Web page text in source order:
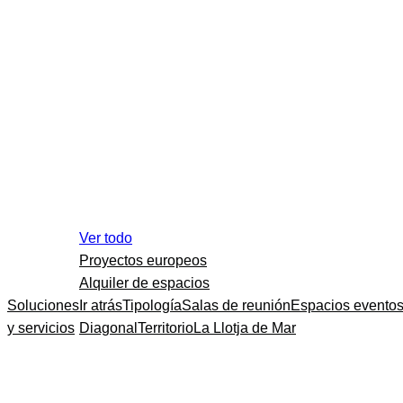
Soluciones
y servicios
Ver todo
Proyectos europeos
Alquiler de espacios
Ir atrásTipologíaSalas de reuniónEspacios eventos
Diagonal TerritorioLa Llotja de Mar